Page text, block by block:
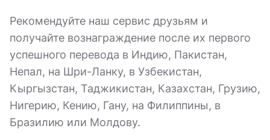
Рекомендуйте наш сервис друзьям и
получайте вознаграждение после их первого
успешного перевода в Индию, Пакистан,
Непал, на Шри-Ланку, в Узбекистан,
Кыргызстан, Таджикистан, Казахстан, Грузию,
Нигерию, Кению, Гану, на Филиппины, в
Бразилию или Молдову.